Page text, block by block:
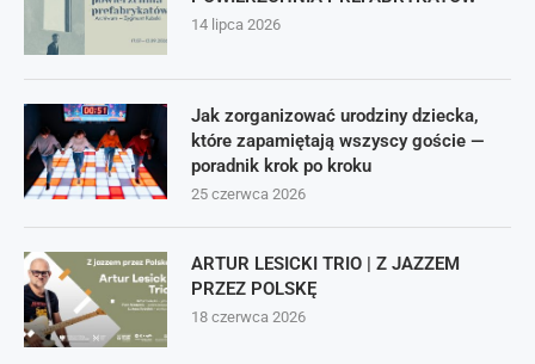
14 lipca 2026
Jak zorganizować urodziny dziecka,
które zapamiętają wszyscy goście —
poradnik krok po kroku
25 czerwca 2026
ARTUR LESICKI TRIO | Z JAZZEM
PRZEZ POLSKĘ
18 czerwca 2026